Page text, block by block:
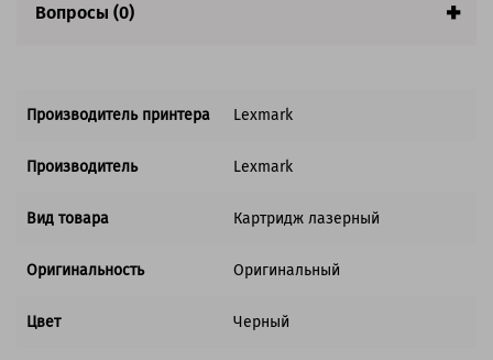
Вопросы (0)
Производитель принтера Lexmark
Производитель Lexmark
Вид товара Картридж лазерный
Оригинальность Оригинальный
Цвет Черный